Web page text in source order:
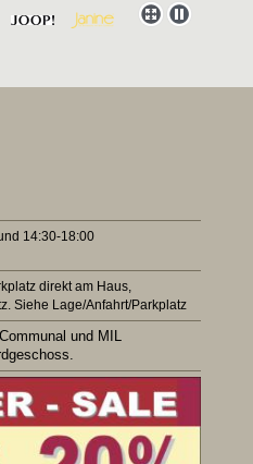
14:30-18:00
direkt am Haus,
Siehe Lage/Anfahrt/Parkplatz
und MIL